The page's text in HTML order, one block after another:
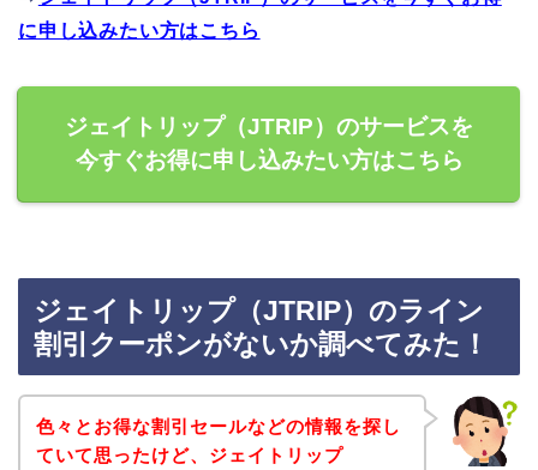
に申し込みたい方はこちら
ジェイトリップ（JTRIP）のサービスを
今すぐお得に申し込みたい方はこちら
ジェイトリップ（JTRIP）のライン
割引クーポンがないか調べてみた！
色々とお得な割引セールなどの情報を探し
ていて思ったけど、ジェイトリップ